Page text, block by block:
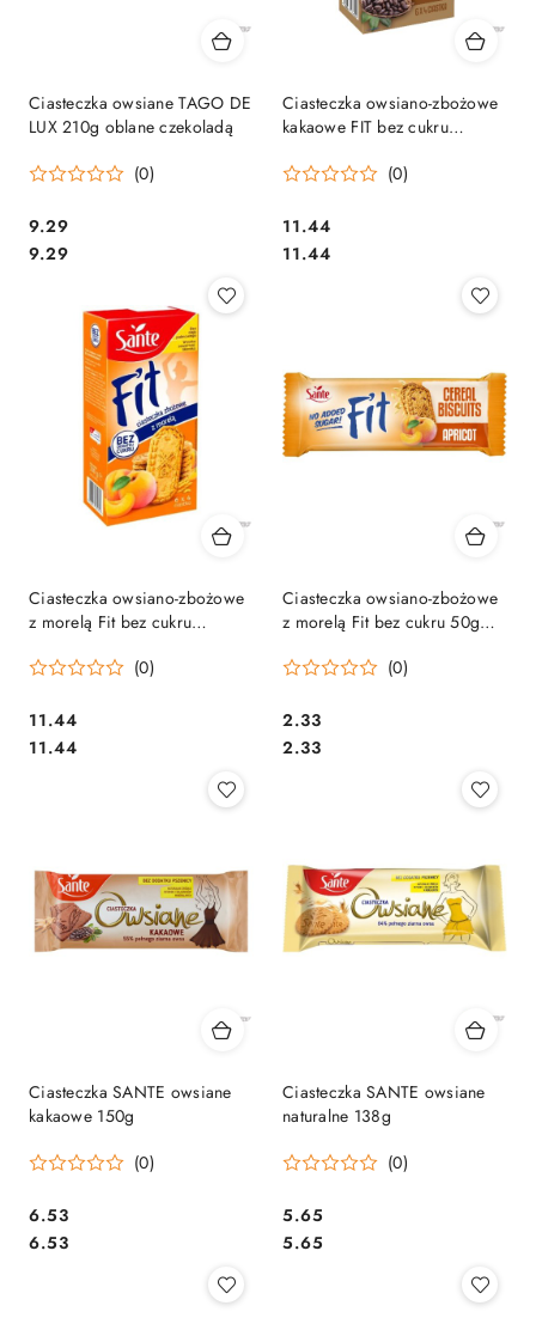
Ciasteczka owsiane TAGO DE
LUX 210g oblane czekoladą
(0)
Cena:
9.29
Cena:
9.29
Ciasteczka owsiano-zbożowe
kakaowe FIT bez cukru
(0)
Cena:
11.44
Cena:
11.44
Ciasteczka owsiano-zbożowe
z morelą Fit bez cukru
(0)
Cena:
11.44
Cena:
11.44
Ciasteczka owsiano-zbożowe
z morelą Fit bez cukru 50g
(0)
Cena:
2.33
Cena:
2.33
Ciasteczka SANTE owsiane
kakaowe 150g
(0)
Cena:
6.53
Cena:
6.53
Ciasteczka SANTE owsiane
naturalne 138g
(0)
Cena:
5.65
Cena:
5.65